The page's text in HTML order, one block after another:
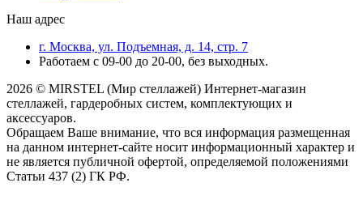
Наш адрес
г. Москва, ул. Подъемная, д. 14, стр. 7
Работаем с 09-00 до 20-00, без выходных.
2026 © MIRSTEL (Мир стеллажей) Интернет-магазин
стеллажей, гардеробных систем, комплектующих и
аксессуаров.
Обращаем Ваше внимание, что вся информация размещенная
на данном интернет-сайте носит информационный характер и
не является публичной офертой, определяемой положениями
Статьи 437 (2) ГК РФ.